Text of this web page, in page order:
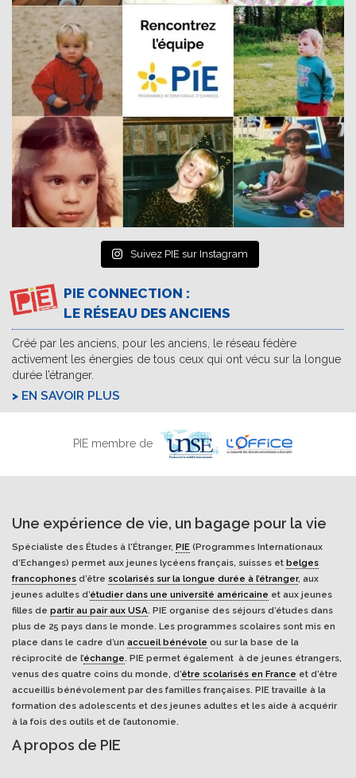
Suivez PIE sur Instagram
PIE CONNECTION :
LE RÉSEAU DES ANCIENS
Créé par les anciens, pour les anciens, le réseau fédère
activement les énergies de tous ceux qui ont vécu sur la longue
durée l’étranger.
EN SAVOIR PLUS
PIE membre de
Une expérience de vie, un bagage pour la vie
Spécialiste des Études à l'Étranger, PIE (Programmes Internationaux
d’Echanges) permet aux jeunes lycéens français, suisses et belges
francophones d’être scolarisés sur la longue durée à l’étranger, aux
jeunes adultes d’étudier dans une université américaine et aux jeunes
filles de partir au pair aux USA. PIE organise des séjours d’études dans
plus de 25 pays dans le monde. Les programmes scolaires sont mis en
place dans le cadre d’un accueil bénévole ou sur la base de la
réciprocité de l’échange. PIE permet également à de jeunes étrangers,
venus des quatre coins du monde, d’être scolarisés en France et d’être
accueillis bénévolement par des familles françaises. PIE travaille à la
formation des adolescents et des jeunes adultes et les aide à acquérir
à la fois des outils et de l’autonomie.
A propos de PIE